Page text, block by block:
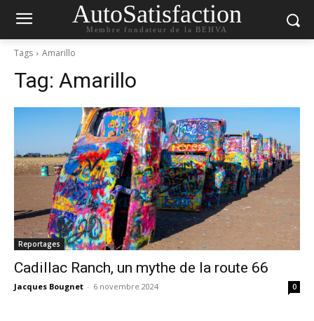
AutoSatisfaction
Membre fondateur de la BEHVA
Tags Amarillo
Tag: Amarillo
Reportages
Cadillac Ranch, un mythe de la route 66
Jacques Bougnet - 6 novembre 2024 0